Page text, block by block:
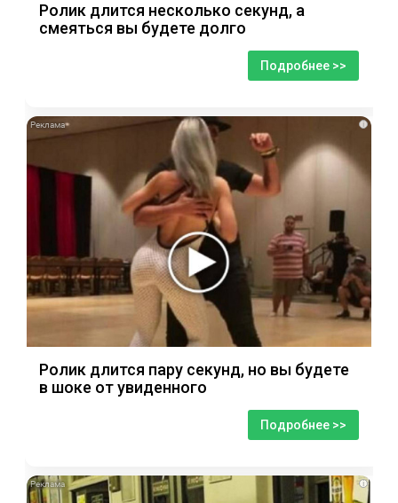
Ролик длится несколько секунд, а
смеяться вы будете долго
Подробнее >>
i
Ролик длится пару секунд, но вы будете
в шоке от увиденного
Подробнее >>
i